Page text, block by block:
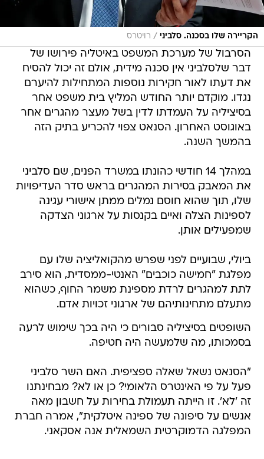
הקריירה שלו בסכנה. סלביני / רויטרס
הסרבול של מערכת המשפט באיטליה פירושו של
דבר שלסלביני אין סכנה מידית, אולם זה יכול להסיח
את דעתו לאור חקירות נוספות המתחילות להיערם
נגדו. מוקדם יותר החודש המליץ בית משפט אחר
בסיציליה על העמדתו לדין בשל מעצר מהגרים אחר
באוגוסט האחרון. הסנאט צפוי להכריע בתיק הזה
בהמשך השנה.
במהלך 14 חודשי כהונתו במשרד הפנים, שם סלביני
את המאבק בסירות המהגרים בראש סדר העדיפויות
שלו, תוך שהוא חוסם נמלים ממתן אישורי עגינה
לספינות הצלה ואיים בקנסות על ארגוני הצדקה
שמפעילים אותן.
ביולי, שבועיים לפני שפרש מהקואליציה שלו עם
מפלגת "חמישה כוכבים" האנטי-ממסדית, הוא סירב
לתת למהגרים לרדת מספינת משמר החוף, כשהוא
מתעלם מתחינותיהם של ארגוני זכויות אדם.
השופטים בסיציליה סבורים כי היה בכך שימוש לרעה
בסמכותו, מה שלמעשה היה חטיפה.
"הסנאט נשאל שאלה ספציפית. האם השר סלביני
פעל על פי האינטרס הלאומי? כן או לא? מבחינתנו
זה 'לא'. זו הייתה תעמולת בחירות על חשבון מאה
אנשים על סיפונה של ספינה איטלקית", אמרה חברת
המפלגה הדמוקרטית השמאלית אנה אסקאני.